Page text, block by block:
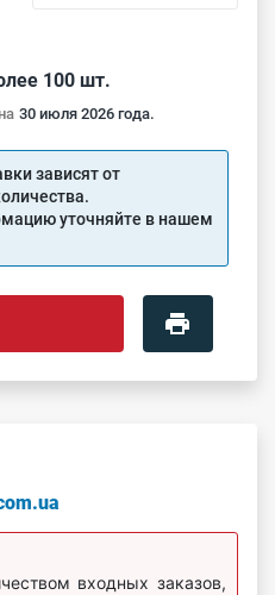
100 шт.
30 июля 2026 года.
зависят от
уточняйте в нашем
входных заказов,